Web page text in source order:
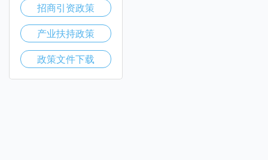
招商引资政策
产业扶持政策
政策文件下载